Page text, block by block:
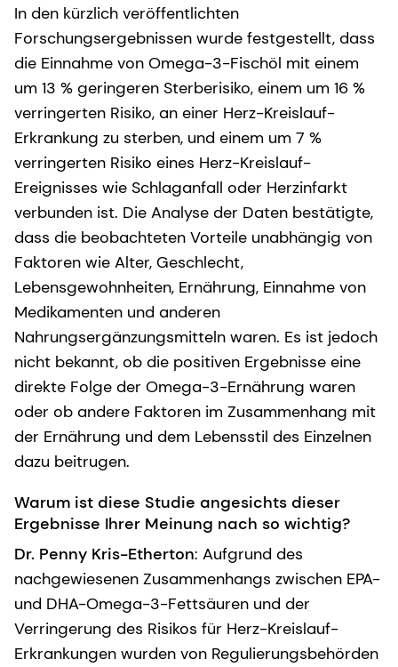
In den kürzlich veröffentlichten
Forschungsergebnissen wurde festgestellt, dass
die Einnahme von Omega-3-Fischöl mit einem
um 13 % geringeren Sterberisiko, einem um 16 %
verringerten Risiko, an einer Herz-Kreislauf-
Erkrankung zu sterben, und einem um 7 %
verringerten Risiko eines Herz-Kreislauf-
Ereignisses wie Schlaganfall oder Herzinfarkt
verbunden ist. Die Analyse der Daten bestätigte,
dass die beobachteten Vorteile unabhängig von
Faktoren wie Alter, Geschlecht,
Lebensgewohnheiten, Ernährung, Einnahme von
Medikamenten und anderen
Nahrungsergänzungsmitteln waren. Es ist jedoch
nicht bekannt, ob die positiven Ergebnisse eine
direkte Folge der Omega-3-Ernährung waren
oder ob andere Faktoren im Zusammenhang mit
der Ernährung und dem Lebensstil des Einzelnen
dazu beitrugen.
Warum ist diese Studie angesichts dieser
Ergebnisse Ihrer Meinung nach so wichtig?
Dr. Penny Kris-Etherton: Aufgrund des
nachgewiesenen Zusammenhangs zwischen EPA-
und DHA-Omega-3-Fettsäuren und der
Verringerung des Risikos für Herz-Kreislauf-
Erkrankungen wurden von Regulierungsbehörden